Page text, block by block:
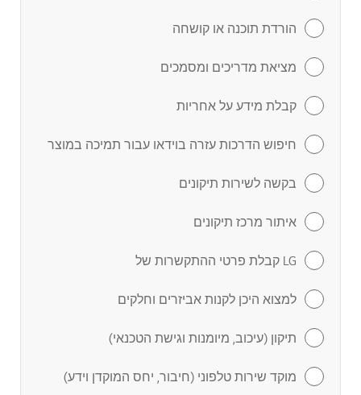
הורדת תוכנה או קושחה
מציאת מדריכים ומסמכים
קבלת מידע על אחריות
חיפוש הדרכות עזרה בוידאו עבור תמיכה במוצר
בקשה לשירות תיקונים
איתור מרכז תיקונים
LG קבלת פרטי ההתקשרות של
למצוא היכן לקנות אביזרים וחלקים
תיקון (עיכוב, מיומנות וגישת הטכנאי)
מוקד שירות טלפוני (חיבור, יחס המוקדן וידע)